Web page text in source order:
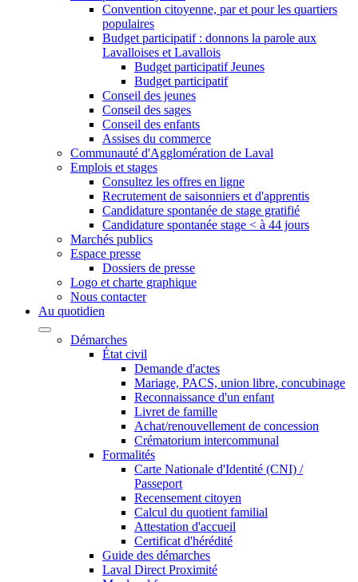
Convention citoyenne, par et pour les quartiers
populaires
Budget participatif : donnons la parole aux
Lavalloises et Lavallois
Budget participatif Jeunes
Budget participatif
Conseil des jeunes
Conseil des sages
Conseil des enfants
Assises du commerce
Communauté d'Agglomération de Laval
Emplois et stages
Consultez les offres en ligne
Recrutement de saisonniers et d'apprentis
Candidature spontanée de stage gratifié
Candidature spontanée stage < à 44 jours
Marchés publics
Espace presse
Dossiers de presse
Logo et charte graphique
Nous contacter
Au quotidien
Démarches
État civil
Demande d'actes
Mariage, PACS, union libre, concubinage
Reconnaissance d'un enfant
Livret de famille
Achat/renouvellement de concession
Crématorium intercommunal
Formalités
Carte Nationale d'Identité (CNI) /
Passeport
Recensement citoyen
Calcul du quotient familial
Attestation d'accueil
Certificat d'hérédité
Guide des démarches
Laval Direct Proximité